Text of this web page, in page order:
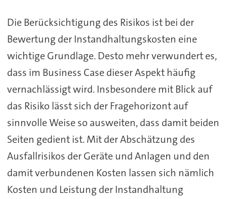
Die Berücksichtigung des Risikos ist bei der
Bewertung der Instandhaltungskosten eine
wichtige Grundlage. Desto mehr verwundert es,
dass im Business Case dieser Aspekt häufig
vernachlässigt wird. Insbesondere mit Blick auf
das Risiko lässt sich der Fragehorizont auf
sinnvolle Weise so ausweiten, dass damit beiden
Seiten gedient ist. Mit der Abschätzung des
Ausfallrisikos der Geräte und Anlagen und den
damit verbundenen Kosten lassen sich nämlich
Kosten und Leistung der Instandhaltung